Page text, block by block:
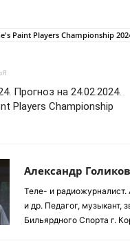
Paint Players Championship
Прогноз на 24.02.2024.
Players Championship
Александр Голиков
Теле- и
и др. Педагог, музыкант,
Бильярдного Спорта г.